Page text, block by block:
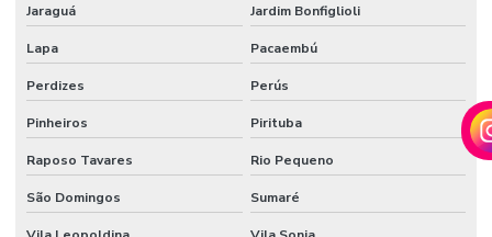
RESIDENCIAL
AUTOMAÇÃO
RESIDENCIAL
Jaraguá Jardim Bonfiglioli
Lapa Pacaembú
Perdizes Perús
Pinheiros Pirituba
Raposo Tavares Rio Pequeno
São Domingos Sumaré